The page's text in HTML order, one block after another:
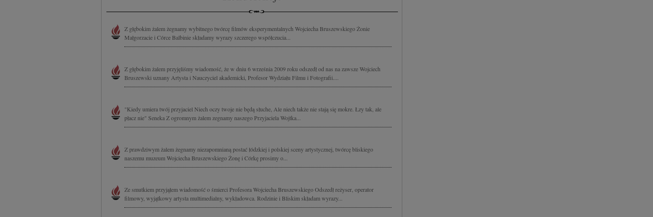
Z głębokim żalem żegnamy wybitnego twórcę filmów eksperymentalnych Wojciecha Bruszewskiego Żonie
Małgorzacie i Córce Balbinie składamy wyrazy szczerego współczucia...
Z głębokim żalem przyjęliśmy wiadomość, że w dniu 6 września 2009 roku odszedł od nas na zawsze Wojciech
Bruszewski uznany Artysta i Nauczyciel akademicki, Profesor Wydziału Filmu i Fotografii....
"Kiedy umiera twój przyjaciel Niech oczy twoje nie będą słuche, Ale niech także nie stają się mokre. Łzy tak, ale
płacz nie" Seneka Z ogromnym żalem zegnamy naszego Przyjaciela Wojtka...
Z prawdziwym żalem żegnamy niezapomnianą postać łódzkiej i polskiej sceny artystycznej, twórcę bliskiego
naszemu muzeum Wojciecha Bruszewskiego Żonę i Córkę prosimy o...
Ze smutkiem przyjąłem wiadomość o śmierci Profesora Wojciecha Bruszewskiego Odszedł reżyser, operator
filmowy, wyjątkowy artysta multimedialny, wykładowca. Rodzinie i Bliskim składam wyrazy...